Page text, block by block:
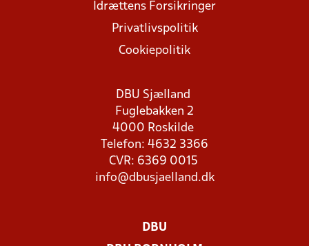
Idrættens Forsikringer
Privatlivspolitik
Cookiepolitik
DBU Sjælland
Fuglebakken 2
4000 Roskilde
Telefon: 4632 3366
CVR: 6369 0015
info@dbusjaelland.dk
DBU